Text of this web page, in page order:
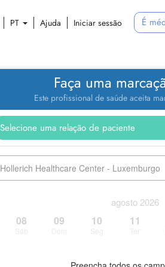
PT Ajuda Iniciar sessão É
Faça uma
Este profissional de saúde aceita
Hollerich Healthcare Center - Luxemburgo
agosto 2026
08 09 10 11